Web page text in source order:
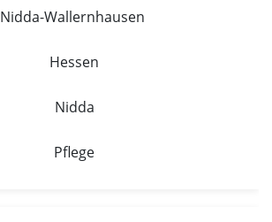
Nidda-Wallernhausen
Hessen
Nidda
Pflege